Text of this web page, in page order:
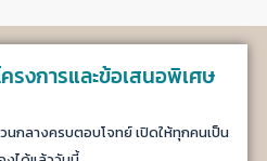
รงการและข้อเสนอพิเศษ
นกลางครบตอบโจทย์ เปิดให้ทุกคนเป็น